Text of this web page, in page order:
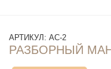
АРТИКУЛ: АС-2
РАЗБОРНЫЙ